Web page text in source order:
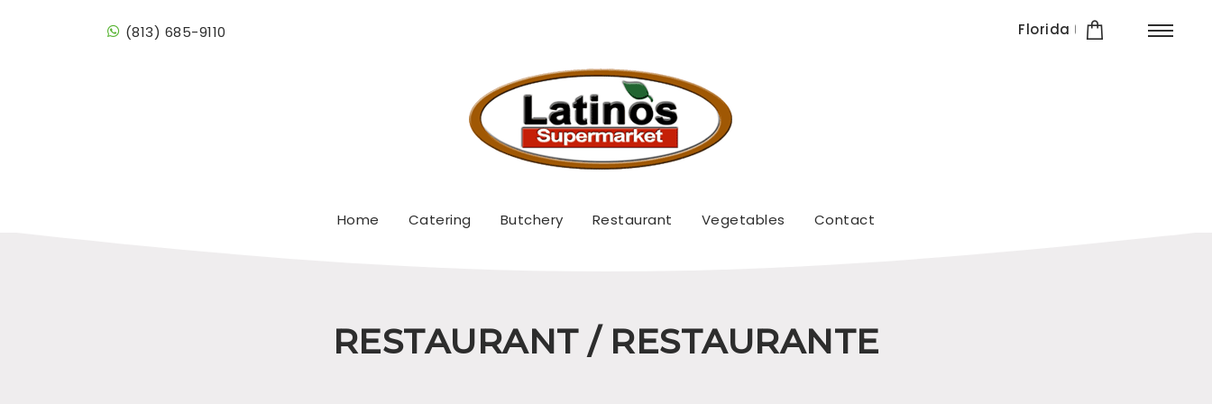
(813) 685-9110 Florida
Home Catering Butchery Restaurant Vegetables Contact
RESTAURANT / RESTAURANTE